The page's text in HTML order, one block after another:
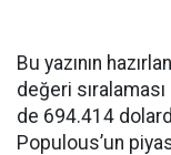
Bu yazının
değeri
de 694.414
Populous’un